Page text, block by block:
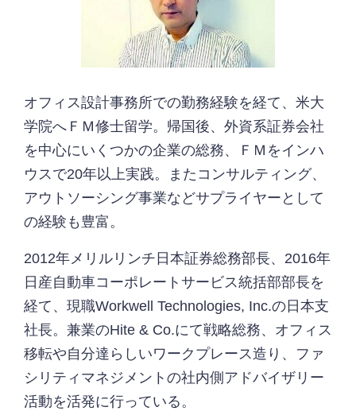
オフィス設計事務所での勤務経験を経て、米大
学院へＦＭ修士留学。帰国後、外資系証券会社
を中心にいくつかの企業の総務、ＦＭをインハ
ウスで20年以上実践。またコンサルティング、
アウトソーシング事業などサプライヤーとして
の経験も豊富。
2012年メリルリンチ日本証券総務部長、2016年
日産自動車コーポレートサービス統括部部長を
経て、現職Workwell Technologies, Inc.の日本支
社長。兼業のHite & Co.にて戦略総務、オフィス
移転や自分達らしいワークプレース造り、ファ
シリティマネジメントの社内側アドバイザリー
活動を活発に行っている。